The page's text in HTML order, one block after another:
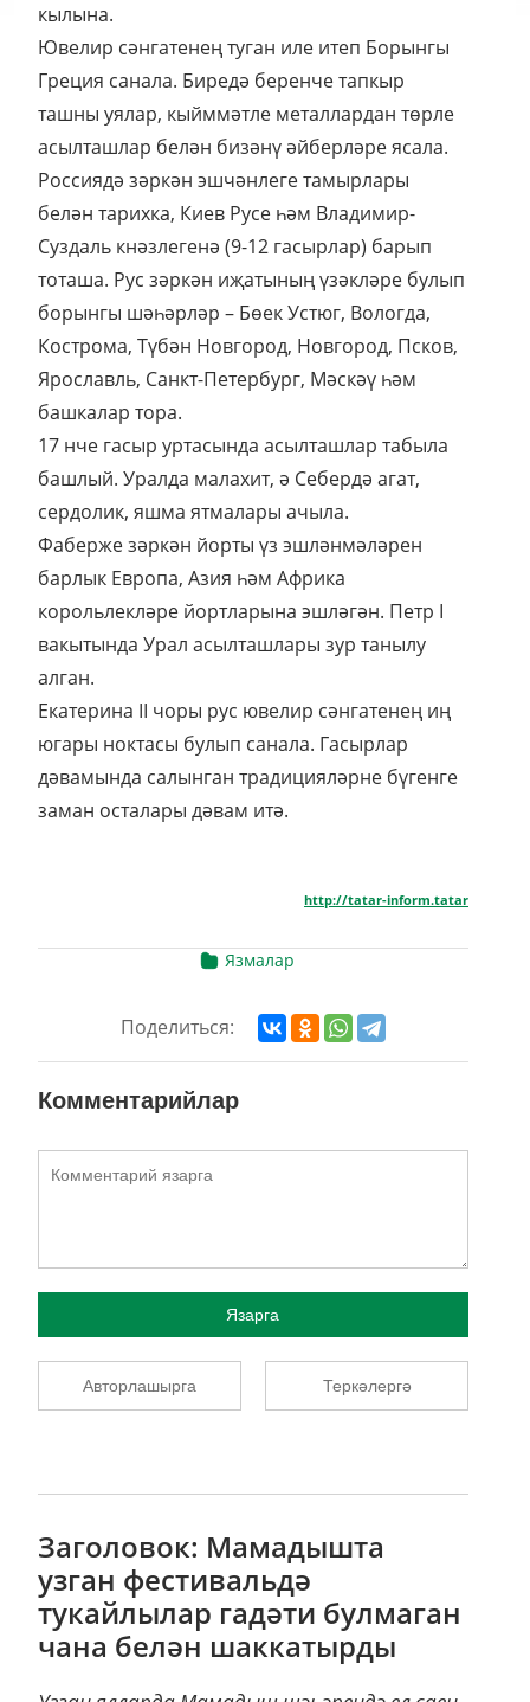
кылына.
Ювелир сәнгатенең туган иле итеп Борынгы
Греция санала. Биредә беренче тапкыр
ташны уялар, кыйммәтле металлардан төрле
асылташлар белән бизәнү әйберләре ясала.
Россиядә зәркән эшчәнлеге тамырлары
белән тарихка, Киев Русе һәм Владимир-
Суздаль кнәзлегенә (9-12 гасырлар) барып
тоташа. Рус зәркән иҗатының үзәкләре булып
борынгы шәһәрләр – Бөек Устюг, Вологда,
Кострома, Түбән Новгород, Новгород, Псков,
Ярославль, Санкт-Петербург, Мәскәү һәм
башкалар тора.
17 нче гасыр уртасында асылташлар табыла
башлый. Уралда малахит, ә Себердә агат,
сердолик, яшма ятмалары ачыла.
Фаберже зәркән йорты үз эшләнмәләрен
барлык Европа, Азия һәм Африка
корольлекләре йортларына эшләгән. Петр I
вакытында Урал асылташлары зур танылу
алган.
Екатерина II чоры рус ювелир сәнгатенең иң
югары ноктасы булып санала. Гасырлар
дәвамында салынган традицияләрне бүгенге
заман осталары дәвам итә.
http://tatar-inform.tatar
Язмалар
Поделиться:
Комментарийлар
Язарга
Авторлашырга Теркәлергә
Заголовок: Мамадышта
узган фестивальдә
тукайлылар гадәти булмаган
чана белән шаккатырды